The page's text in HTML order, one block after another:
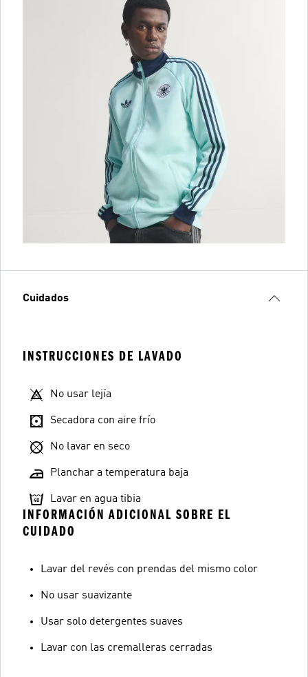
Cuidados
INSTRUCCIONES DE LAVADO
No usar lejía
Secadora con aire frío
No lavar en seco
Planchar a temperatura baja
Lavar en agua tibia
INFORMACIÓN ADICIONAL SOBRE EL
CUIDADO
Lavar del revés con prendas del mismo color
No usar suavizante
Usar solo detergentes suaves
Lavar con las cremalleras cerradas